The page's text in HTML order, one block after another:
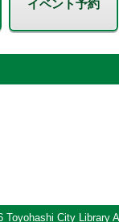
イベント予約
Toyohashi City Library